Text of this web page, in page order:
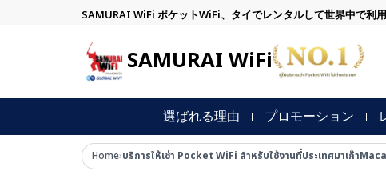
プ
SAMURAI WiFi ポケットWiFi、タイでレンタルして世界中で利
SAMURAI WiFi
選ばれる理由 プロモーション
Home›บริการให้เช่า Pocket WiFi สำหรับใช้งานที่ประเทศมาเก๊า